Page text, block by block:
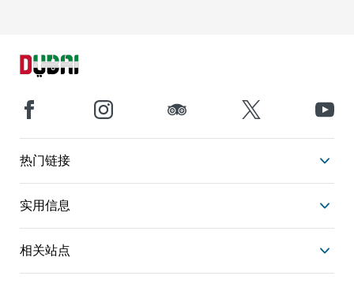
热门链接
实用信息
相关站点